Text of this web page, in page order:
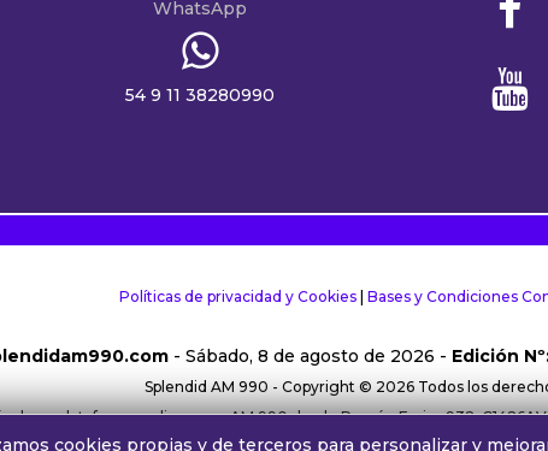
WhatsApp
54 9 11 38280990
Políticas de privacidad y Cookies| Bases y Condiciones
- Sábado, 8 de agosto de 2026 - Edición
Splendid AM 990 - Copyright © 2026 Todos los
de su plataforma online y por AM 990 desde Ramón Freire 932,
+54 911 38280990 |Comercial: comercial@alphamedia.com.ar|
cookies propias y de terceros para personalizar y